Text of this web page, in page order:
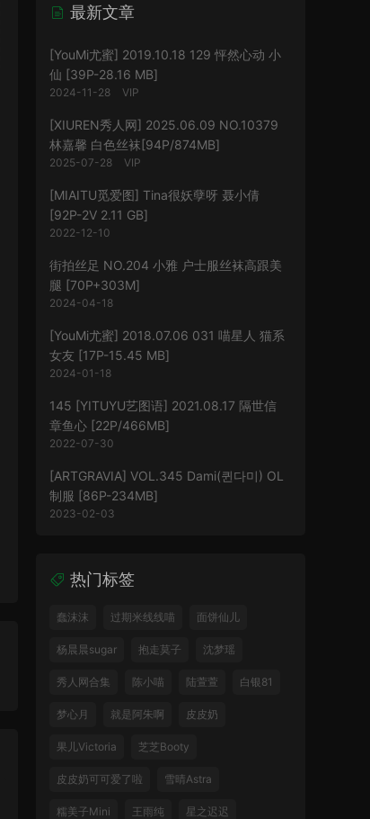
最新文章
[YouMi尤蜜] 2019.10.18 129 怦然心动 小
仙 [39P-28.16 MB]
2024-11-28 VIP
[XIUREN秀人网] 2025.06.09 NO.10379
林嘉馨 白色丝袜[94P/874MB]
2025-07-28 VIP
[MIAITU觅爱图] Tina很妖孽呀 聂小倩
[92P-2V 2.11 GB]
2022-12-10
街拍丝足 NO.204 小雅 户士服丝袜高跟美
腿 [70P+303M]
2024-04-18
[YouMi尤蜜] 2018.07.06 031 喵星人 猫系
女友 [17P-15.45 MB]
2024-01-18
145 [YITUYU艺图语] 2021.08.17 隔世信
章鱼心 [22P/466MB]
2022-07-30
[ARTGRAVIA] VOL.345 Dami(퀸다미) OL
制服 [86P-234MB]
2023-02-03
热门标签
蠢沫沫 过期米线线喵 面饼仙儿
杨晨晨sugar 抱走莫子 沈梦瑶
秀人网合集 陈小喵 陆萱萱 白银81
梦心月 就是阿朱啊 皮皮奶
果儿Victoria 芝芝Booty
皮皮奶可可爱了啦 雪晴Astra
糯美子Mini 王雨纯 星之迟迟